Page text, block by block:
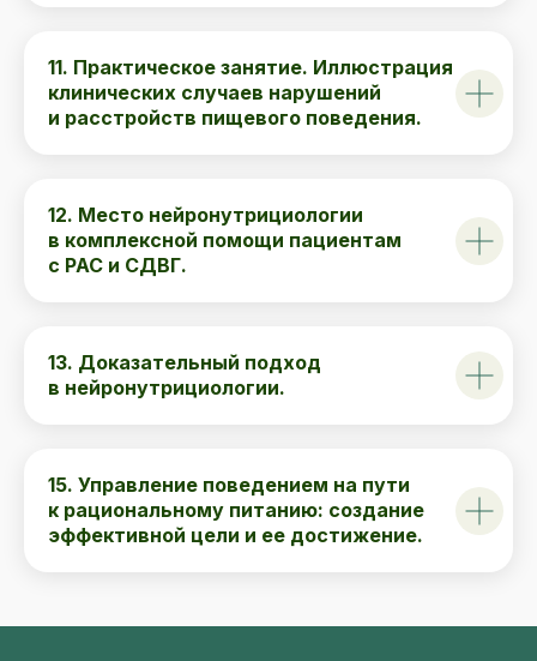
11. Практическое занятие. Иллюстрация
клинических случаев нарушений
и расстройств пищевого поведения.
12. Место нейронутрициологии
в комплексной помощи пациентам
с РАС и СДВГ.
13. Доказательный подход
в нейронутрициологии.
15. Управление поведением на пути
к рациональному питанию: создание
эффективной цели и ее достижение.